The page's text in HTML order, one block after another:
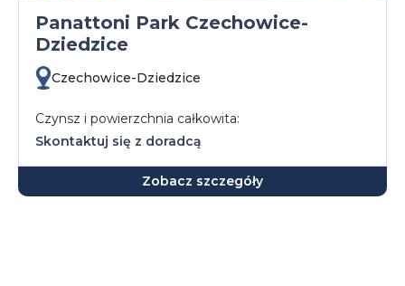
Panattoni Park Czechowice-
Dziedzice
Czechowice-Dziedzice
Czynsz i powierzchnia całkowita:
Skontaktuj się z doradcą
Zobacz szczegóły